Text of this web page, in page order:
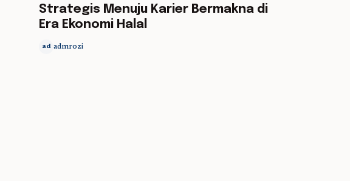
Strategis Menuju Karier Bermakna di
Era Ekonomi Halal
ad admrozi